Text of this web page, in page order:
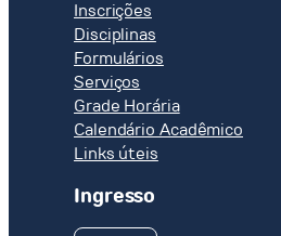
Inscrições
Disciplinas
Formulários
Serviços
Grade Horária
Calendário Acadêmico
Links úteis
Ingresso